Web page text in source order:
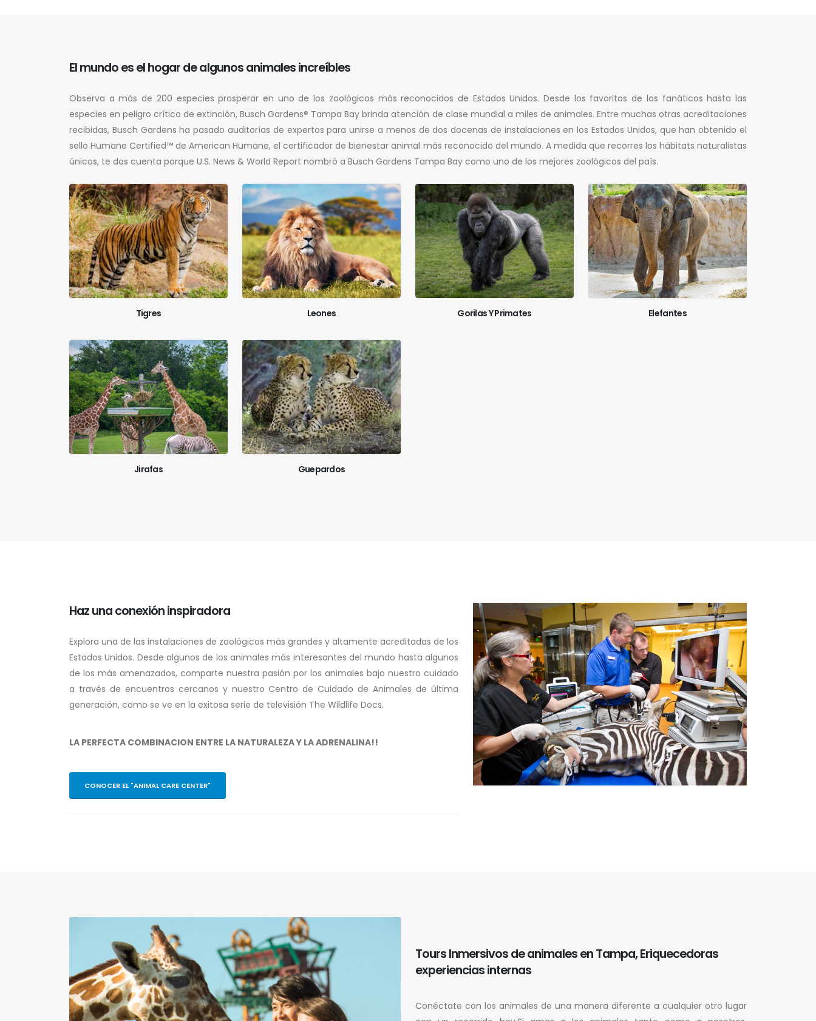
El mundo es el hogar de algunos animales increíbles
Observa a más de 200 especies prosperar en uno de los zoológicos más reconocidos de Estados Unidos. Desde los favoritos de los fanáticos hasta las
especies en peligro crítico de extinción, Busch Gardens® Tampa Bay brinda atención de clase mundial a miles de animales. Entre muchas otras acreditaciones
recibidas, Busch Gardens ha pasado auditorías de expertos para unirse a menos de dos docenas de instalaciones en los Estados Unidos, que han obtenido el
sello Humane Certified™ de American Humane, el certificador de bienestar animal más reconocido del mundo. A medida que recorres los hábitats naturalistas
únicos, te das cuenta porque U.S. News & World Report nombró a Busch Gardens Tampa Bay como uno de los mejores zoológicos del país.
Tigres Leones Gorilas Y Primates Elefantes
Jirafas Guepardos
Haz una conexión inspiradora
Explora una de las instalaciones de zoológicos más grandes y altamente acreditadas de los
Estados Unidos. Desde algunos de los animales más interesantes del mundo hasta algunos
de los más amenazados, comparte nuestra pasión por los animales bajo nuestro cuidado
a través de encuentros cercanos y nuestro Centro de Cuidado de Animales de última
generación, como se ve en la exitosa serie de televisión The Wildlife Docs.
LA PERFECTA COMBINACION ENTRE LA NATURALEZA Y LA ADRENALINA!!
CONOCER EL "ANIMAL CARE CENTER"
Tours Inmersivos de animales en Tampa, Eriquecedoras
experiencias internas
Conéctate con los animales de una manera diferente a cualquier otro lugar